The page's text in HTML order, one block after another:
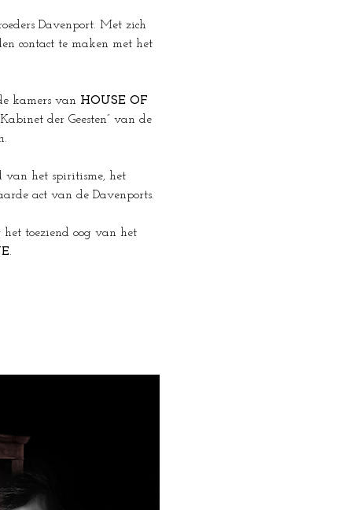
Davenport. Met zich
contact te maken met het
kamers van HOUSE OF
der Geesten” van de
van het spiritisme, het
act van de Davenports.
toeziend oog van het
.